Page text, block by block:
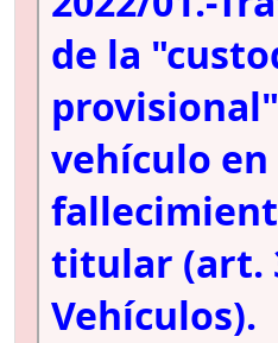
de la
vehículo en
titular (art.
Vehículos).